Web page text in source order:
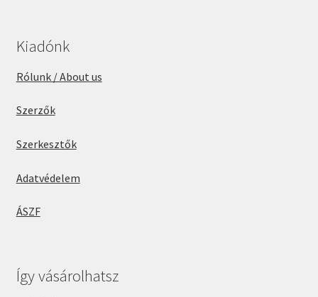
Kiadónk
Rólunk / About us
Szerzők
Szerkesztők
Adatvédelem
ÁSZF
Így vásárolhatsz